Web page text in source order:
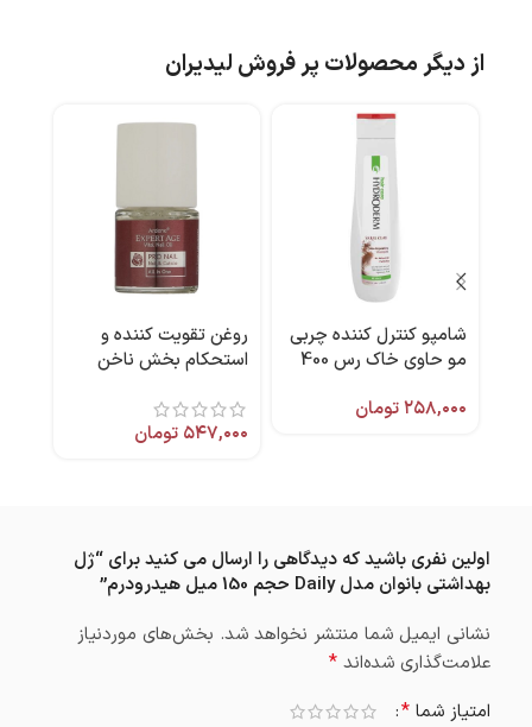
از دیگر محصولات پر فروش لیدیران
شامپو کنترل کننده چربی
مو حاوی خاک رس 400
۲۵۸,۰۰۰تومان
روغن تقویت کننده و
استحکام بخش ناخن
اکسپرتیج
۵۴۷,۰۰۰ تومان
اولین نفری باشید که دیدگاهی را ارسال می کنید برای “ژل
بهداشتی بانوان مدل Daily حجم 150 میل هیدرودرم”
نشانی ایمیل شما منتشر نخواهد شد. بخش‌های موردنیاز
علامت‌گذاری شده‌اند *
امتیاز شما *